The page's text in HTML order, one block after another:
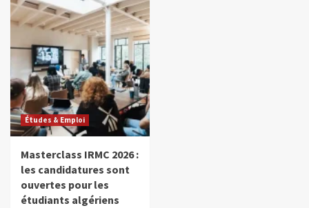
Études & Emploi
Masterclass IRMC 2026 :
les candidatures sont
ouvertes pour les
étudiants algériens